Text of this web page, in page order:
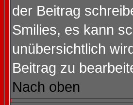
der Beitrag
Smilies, es kann
unübersichtlich
Beitrag zu
Nach oben